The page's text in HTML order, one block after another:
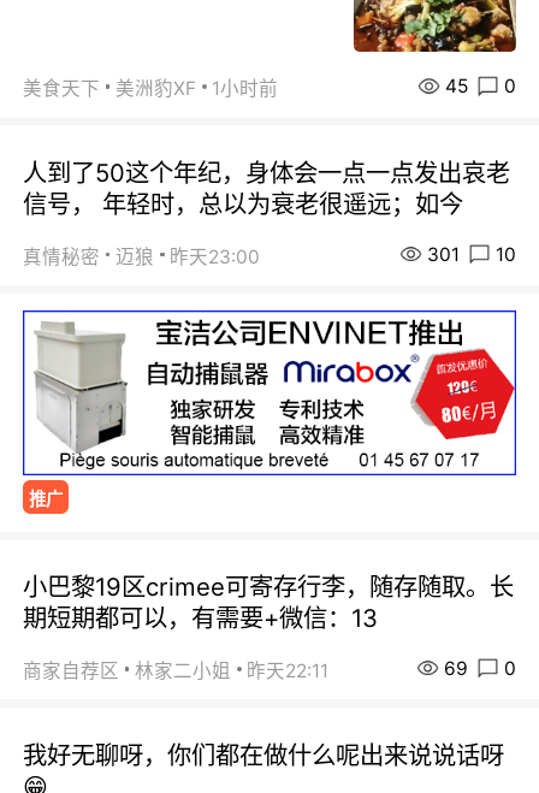
美食天下 美洲豹XF 1小时前 45 0
人到了50这个年纪，身体会一点一点发出哀老
信号， 年轻时，总以为衰老很遥远；如今
真情秘密 迈狼 昨天23:00 301 10
推广
小巴黎19区crimee可寄存行李，随存随取。长
期短期都可以，有需要+微信：13
商家自荐区 林家二小姐 昨天22:11 69 0
我好无聊呀，你们都在做什么呢出来说说话呀
😁